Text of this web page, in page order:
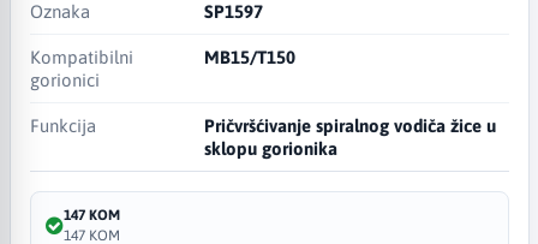
Oznaka SP1597
Kompatibilni
gorionici
MB15/T150
Funkcija
Pričvršćivanje spiralnog vodiča žice u
sklopu gorionika
147 KOM
147 KOM